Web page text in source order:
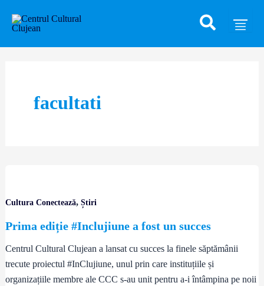
facultati
Cultura Conectează, Știri
Prima ediție #Inclujiune a fost un succes
Centrul Cultural Clujean a lansat cu succes la finele săptămânii
trecute proiectul #InClujiune, unul prin care instituțiile și
organizațiile membre ale CCC s-au unit pentru a-i întâmpina pe noii